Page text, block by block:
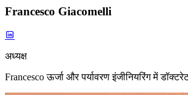
Francesco Giacomelli
अध्यक्ष
Francesco ऊर्जा और पर्यावरण इंजीनियरिंग में